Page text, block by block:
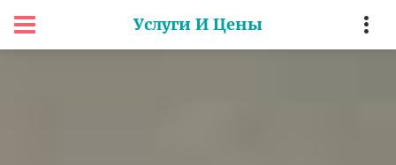
Услуги И Цены